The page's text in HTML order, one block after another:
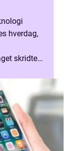
hverdag,
skridtet